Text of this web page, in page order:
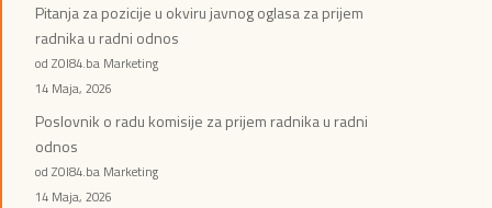
Pitanja za pozicije u okviru javnog oglasa za prijem
radnika u radni odnos
od ZOI84.ba Marketing
14 Maja, 2026
Poslovnik o radu komisije za prijem radnika u radni
odnos
od ZOI84.ba Marketing
14 Maja, 2026